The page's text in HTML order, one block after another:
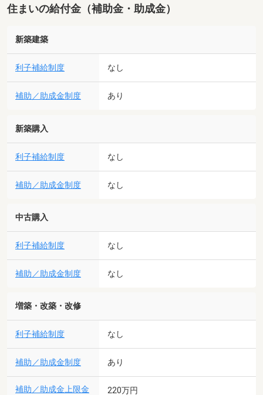
住まいの給付金（補助金・助成金）
新築建築
利子補給制度 なし
補助／助成金制度 あり
新築購入
利子補給制度 なし
補助／助成金制度 なし
中古購入
利子補給制度 なし
補助／助成金制度 なし
増築・改築・改修
利子補給制度 なし
補助／助成金制度 あり
補助／助成金上限金 220万円